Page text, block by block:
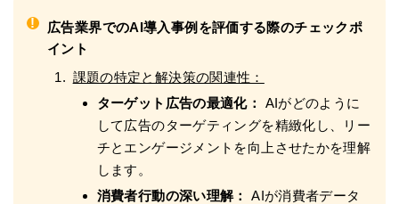
!
広告業界でのAI導入事例を評価する際のチェックポ
イント
課題の特定と解決策の関連性：
ターゲット広告の最適化：
AIがどのように
して広告のターゲティングを精緻化し、リー
チとエンゲージメントを向上させたかを理解
します。
消費者行動の深い理解：
AIが消費者データ